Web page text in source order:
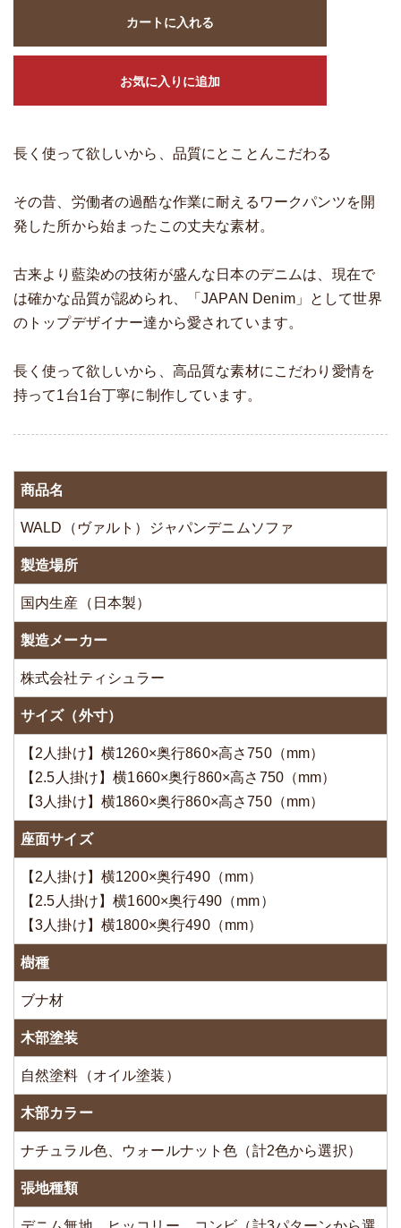
カートに入れる
お気に入りに追加
長く使って欲しいから、品質にとことんこだわる
その昔、労働者の過酷な作業に耐えるワークパンツを開
発した所から始まったこの丈夫な素材。
古来より藍染めの技術が盛んな日本のデニムは、現在で
は確かな品質が認められ、「JAPAN Denim」として世界
のトップデザイナー達から愛されています。
長く使って欲しいから、高品質な素材にこだわり愛情を
持って1台1台丁寧に制作しています。
商品名
WALD（ヴァルト）ジャパンデニムソファ
製造場所
国内生産（日本製）
製造メーカー
株式会社ティシュラー
サイズ（外寸）
【2人掛け】横1260×奥行860×高さ750（mm）
【2.5人掛け】横1660×奥行860×高さ750（mm）
【3人掛け】横1860×奥行860×高さ750（mm）
座面サイズ
【2人掛け】横1200×奥行490（mm）
【2.5人掛け】横1600×奥行490（mm）
【3人掛け】横1800×奥行490（mm）
樹種
ブナ材
木部塗装
自然塗料（オイル塗装）
木部カラー
ナチュラル色、ウォールナット色（計2色から選択）
張地種類